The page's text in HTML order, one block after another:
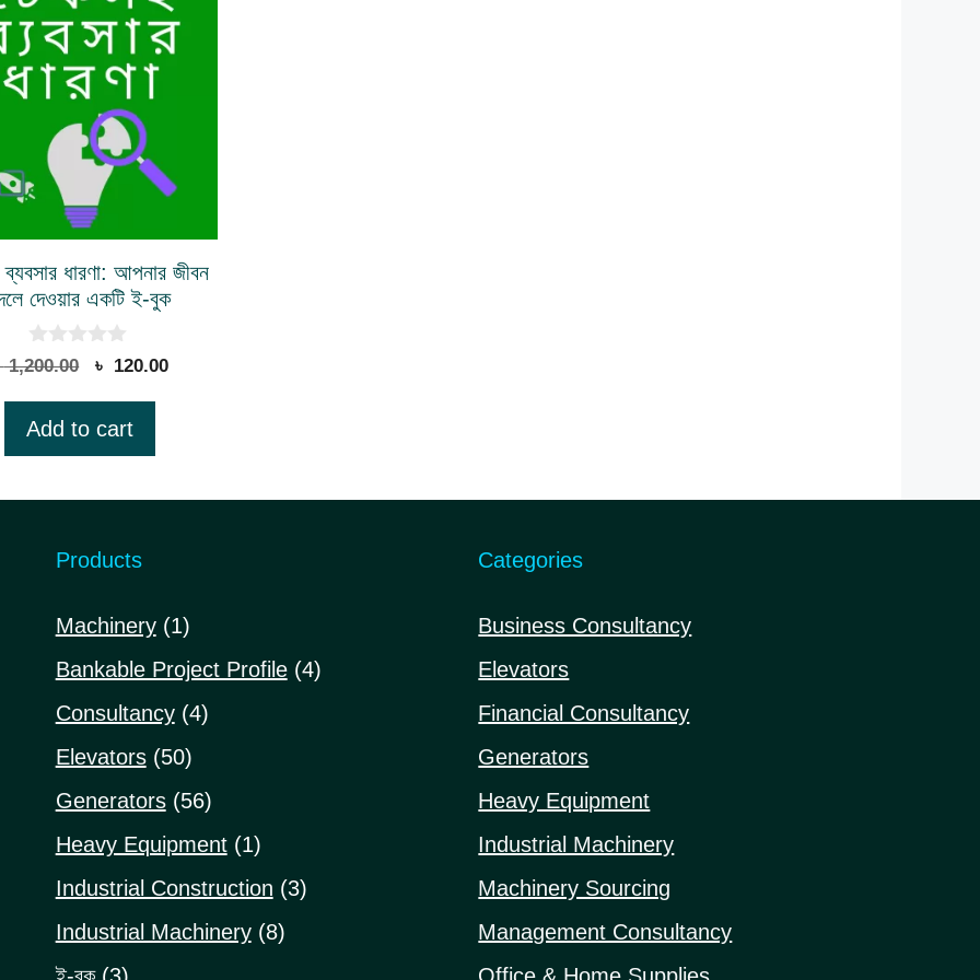
ধারণা: আপনার জীবন
দেওয়ার একটি ই-বুক
0
u
o
f
1,200.00
Original
was:
৳ 120.00Current
Add to cart
Products
Machinery 11
product
Bankable Project Profile 44
Consultancy 44
Elevators 5050
products
Generators 5656
products
Heavy Equipment 11
product
Industrial Construction 33
Industrial Machinery 88
3
Categories
Business Consultancy
Elevators
Financial Consultancy
Generators
Heavy Equipment
Industrial Machinery
Machinery Sourcing
Management Consultancy